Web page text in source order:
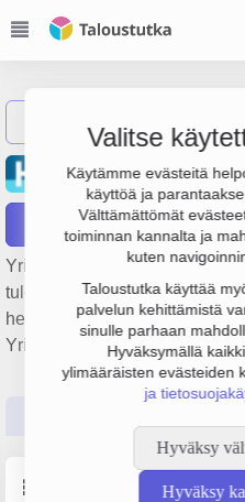
Valitse
Käytämme evästeitä
käyttöä ja
Välttämättömät
toiminnan kannalta ja
kuten
Taloustutka käyttää
palvelun kehittämistä
sinulle parhaan
Hyväksymällä
ylimääräisten evästeiden
ja
Hyväksy
Hyväksy
Suomen
Raportit
Yrityksen Suomen Hopealinja
tulos -143 000 €. Sen
henkilökuljetus,
Yrityksen yhtiömuoto